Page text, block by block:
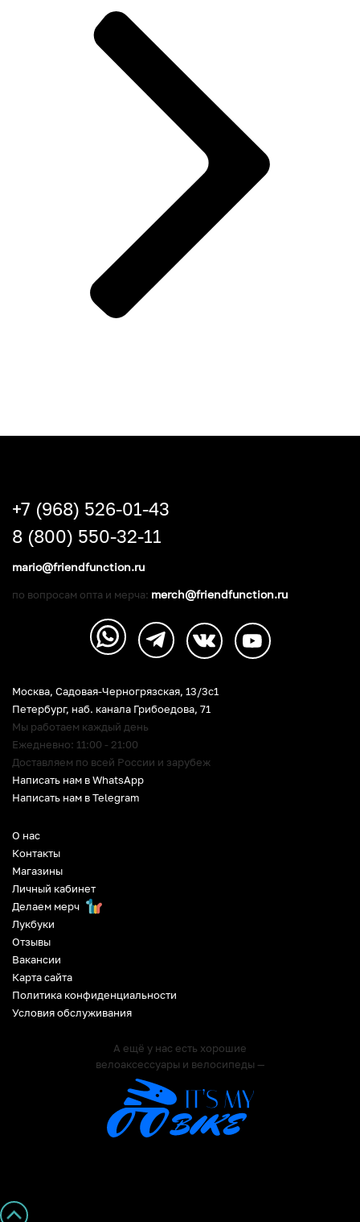
О нас
Контакты
Магазины
Личный кабинет
Делаем мерч
Лукбуки
Отзывы
Вакансии
Карта сайта
Политика конфиденциальности
Условия обслуживания
А ещё у нас есть хорошие
велоаксессуары и велосипеды —
Москва, Садовая-Черногрязская, 13/3c1
Петербург, наб. канала Грибоедова, 71
Мы работаем каждый день
Ежедневно: 11:00 - 21:00
Доставляем по всей России и зарубеж
Написать нам в WhatsApp
Написать нам в Telegram
+7 (968) 526-01-43
8 (800) 550-32-11
mario@friendfunction.ru
по вопросам опта и мерча: merch@friendfunction.ru